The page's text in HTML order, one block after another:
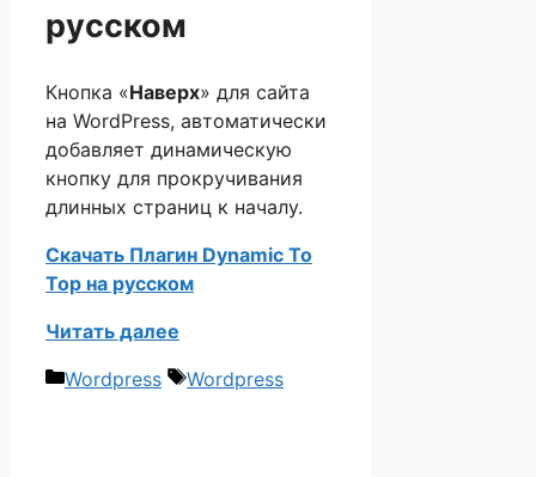
русском
Кнопка «Наверх» для сайта
на WordPress, автоматически
добавляет динамическую
кнопку для прокручивания
длинных страниц к началу.
Скачать Плагин Dynamic To
Top на русском
Читать далее
Рубрики
Wordpress Метки
Wordpress